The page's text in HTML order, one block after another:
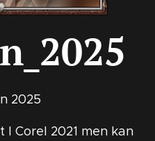
2025
Corel 2021 men kan